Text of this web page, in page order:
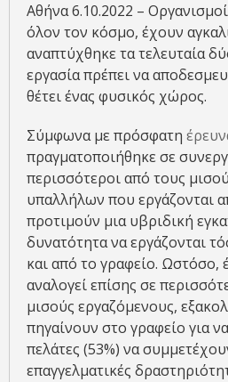
Αθήνα 6.10.2022 –
όλον τον κόσμο, έχουν
αναπτύχθηκε τα τελευταία
εργασία πρέπει να
θέτει ένας φυσικός χώρος.
Σύμφωνα με πρόσφατη
πραγματοποιήθηκε σε
περισσότεροι από τους
υπαλλήλων που εργάζονται
προτιμούν μια υβριδική
δυνατότητα να εργάζονται
και από το γραφείο. Ωστόσο,
αναλογεί επίσης σε
μισούς εργαζόμενους,
πηγαίνουν στο γραφείο για
πελάτες (53%) να
επαγγελματικές